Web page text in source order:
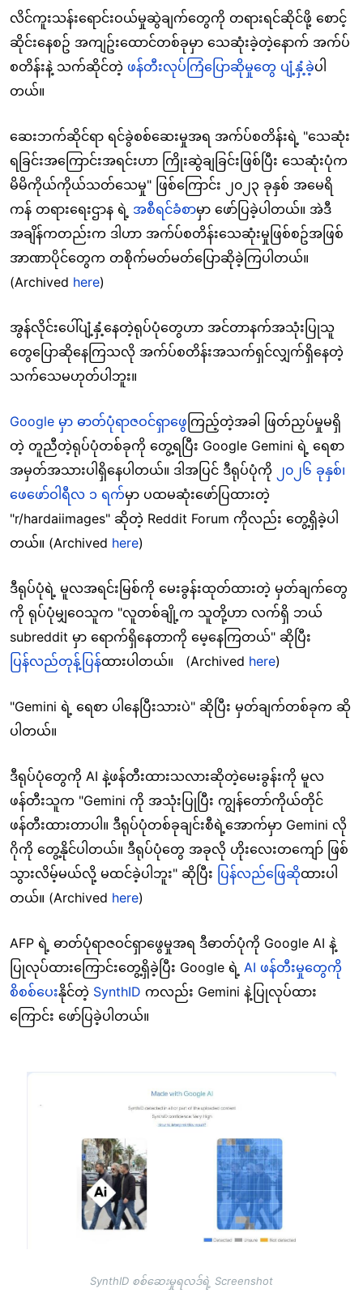
လိင်ကူးသန်းရောင်းဝယ်မှုဆွဲချက်တွေကို တရားရင်ဆိုင်ဖို့ စောင့်
ဆိုင်းနေစဥ် အကျဥ်းထောင်တစ်ခုမှာ သေဆုံးခဲ့တဲ့နောက် အက်ပ်
စတိန်းနဲ့ သက်ဆိုင်တဲ့ ဖန်တီးလုပ်ကြံပြောဆိုမှုတွေ ပျံ့နှံ့ခဲ့ပါ
တယ်။
ဆေးဘက်ဆိုင်ရာ ရင်ခွဲစစ်ဆေးမှုအရ အက်ပ်စတိန်းရဲ့ "သေဆုံး
ရခြင်းအကြောင်းအရင်းဟာ ကြိုးဆွဲချခြင်းဖြစ်ပြီး သေဆုံးပုံက
မိမိကိုယ်ကိုယ်သတ်သေမှု" ဖြစ်ကြောင်း ၂၀၂၃ ခုနှစ် အမေရိ
ကန် တရားရေးဌာန ရဲ့ အစီရင်ခံစာမှာ ဖော်ပြခဲ့ပါတယ်။ အဲဒီ
အချိန်ကတည်းက ဒါဟာ အက်ပ်စတိန်းသေဆုံးမှုဖြစ်စဥ်အဖြစ်
အာဏာပိုင်တွေက တစိုက်မတ်မတ်ပြောဆိုခဲ့ကြပါတယ်။
(Archived here)
အွန်လိုင်းပေါ်ပျံ့နှံ့နေတဲ့ရုပ်ပုံတွေဟာ အင်တာနက်အသုံးပြုသူ
တွေပြောဆိုနေကြသလို အက်ပ်စတိန်းအသက်ရှင်လျှက်ရှိနေတဲ့
သက်သေမဟုတ်ပါဘူး။
Google မှာ ဓာတ်ပုံရာဇဝင်ရှာဖွေ ကြည့်တဲ့အခါ ဖြတ်ညှပ်မှုမရှိ
တဲ့ တူညီတဲ့ရုပ်ပုံတစ်ခုကို တွေ့ရပြီး Google Gemini ရဲ့ ရေစာ
အမှတ်အသားပါရှိနေပါတယ်။ ဒါအပြင် ဒီရုပ်ပုံကို
၂၀၂၆ ခုနှစ်၊
ဖေဖော်ဝါရီလ ၁ ရက်မှာ ပထမဆုံးဖော်ပြထားတဲ့
"r/hardaiimages" ဆိုတဲ့ Reddit Forum ကိုလည်း တွေ့ရှိခဲ့ပါ
တယ်။ (Archived here)
ဒီရုပ်ပုံရဲ့ မူလအရင်းမြစ်ကို မေးခွန်းထုတ်ထားတဲ့ မှတ်ချက်တွေ
ကို ရုပ်ပုံမျှဝေသူက "လူတစ်ချို့က သူတို့ဟာ လက်ရှိ ဘယ်
subreddit မှာ ရောက်ရှိနေတာကို မေ့နေကြတယ်" ဆိုပြီး
ပြန်လည်တုန့်ပြန်ထားပါတယ်။ (Archived here)
"Gemini ရဲ့ ရေစာ ပါနေပြီးသားပဲ" ဆိုပြီး မှတ်ချက်တစ်ခုက ဆို
ပါတယ်။
ဒီရုပ်ပုံတွေကို AI နဲ့ဖန်တီးထားသလားဆိုတဲ့မေးခွန်းကို မူလ
ဖန်တီးသူက "Gemini ကို အသုံးပြုပြီး ကျွန်တော်ကိုယ်တိုင်
ဖန်တီးထားတာပါ။ ဒီရုပ်ပုံတစ်ခုချင်းစီရဲ့အောက်မှာ Gemini လို
ဂိုကို တွေ့နိုင်ပါတယ်။ ဒီရုပ်ပုံတွေ အခုလို ဟိုးလေးတကျော် ဖြစ်
သွားလိမ့်မယ်လို့ မထင်ခဲ့ပါဘူး" ဆိုပြီး ပြန်လည်ဖြေဆိုထားပါ
တယ်။ (Archived here)
AFP ရဲ့ ဓာတ်ပုံရာဇဝင်ရှာဖွေမှုအရ ဒီဓာတ်ပုံကို Google AI နဲ့
ပြုလုပ်ထားကြောင်းတွေ့ရှိခဲ့ပြီး Google ရဲ့ AI ဖန်တီးမှုတွေကို
စိစစ်ပေးနိုင်တဲ့ SynthID ကလည်း Gemini နဲ့ပြုလုပ်ထား
ကြောင်း ဖော်ပြခဲ့ပါတယ်။
SynthID စစ်ဆေးမှုရလဒ်ရဲ့ Screenshot